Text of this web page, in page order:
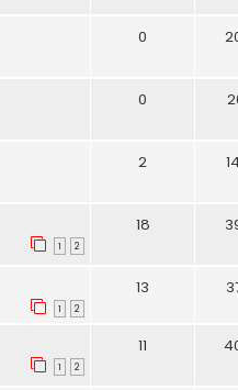
0
0
2
1 2
18
1 2
13
1 2
11